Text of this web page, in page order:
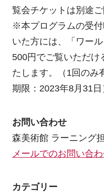
覧会チケットは別途ご
※本プログラムの受
いた方には、「ワー
500円でご覧いただけ
たします。（1回のみ
期限：2023年8月31日
お問い合わせ
森美術館 ラーニング
メールでのお問い合
カテゴリー